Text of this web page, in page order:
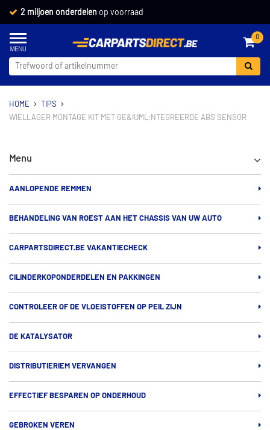
2 miljoen onderdelen op voorraad
0
HOME
TIPS
WIELLAGER MONTAGE KIT MET GE&IUML;NTEGREERDE ABS SENSOR
Menu
AANLOPENDE REMMEN
BEHANDELING VAN ROEST AAN HET CHASSIS VAN UW AUTO
CARPARTSDIRECT.BE VAKANTIECHECK
CILINDERKOPONDERDELEN EN PAKKINGEN
CONTROLEER OF DE VLOEISTOFFEN OP PEIL ZIJN
DE KATALYSATOR
DISTRIBUTIERIEM VERVANGEN
EFFECTIEF BESPAREN OP ONDERHOUD
GEBROKEN VEREN